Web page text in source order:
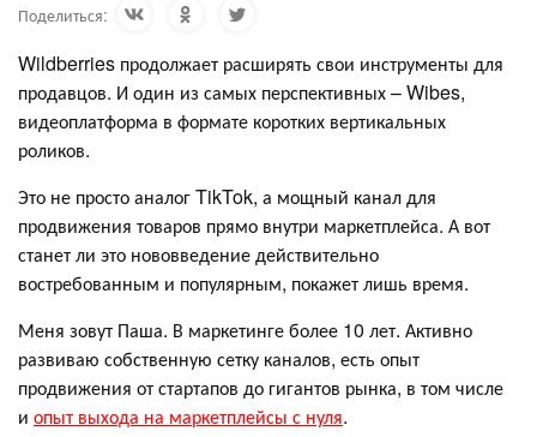
Поделиться:
Wildberries продолжает расширять свои инструменты для
продавцов. И один из самых перспективных – Wibes,
видеоплатформа в формате коротких вертикальных
роликов.
Это не просто аналог TikTok, а мощный канал для
продвижения товаров прямо внутри маркетплейса. А вот
станет ли это нововведение действительно
востребованным и популярным, покажет лишь время.
Меня зовут Паша. В маркетинге более 10 лет. Активно
развиваю собственную сетку каналов, есть опыт
продвижения от стартапов до гигантов рынка, в том числе
и опыт выхода на маркетплейсы с нуля.